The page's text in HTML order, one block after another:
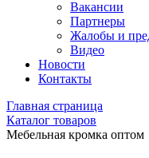
Вакансии
Партнеры
Жалобы и
Видео
Новости
Контакты
Главная страница
Каталог товаров
Мебельная кромка оптом